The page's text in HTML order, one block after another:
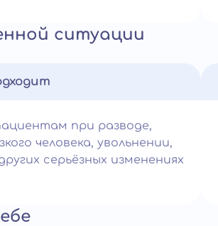
ситуации
при разводе,
человека, увольнении,
серьёзных изменениях